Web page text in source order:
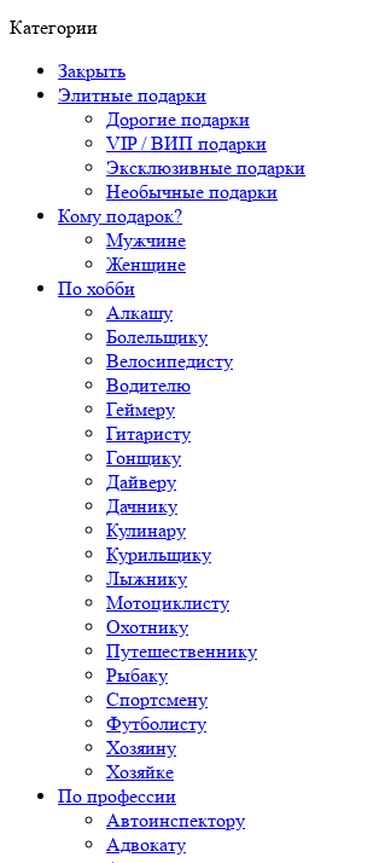
Категории
Закрыть
Элитные подарки
Дорогие подарки
VIP / ВИП подарки
Эксклюзивные подарки
Необычные подарки
Кому подарок?
Мужчине
Женщине
По хобби
Алкашу
Болельщику
Велосипедисту
Водителю
Геймеру
Гитаристу
Гонщику
Дайверу
Дачнику
Кулинару
Курильщику
Лыжнику
Мотоциклисту
Охотнику
Путешественнику
Рыбаку
Спортсмену
Футболисту
Хозяину
Хозяйке
По профессии
Автоинспектору
Адвокату